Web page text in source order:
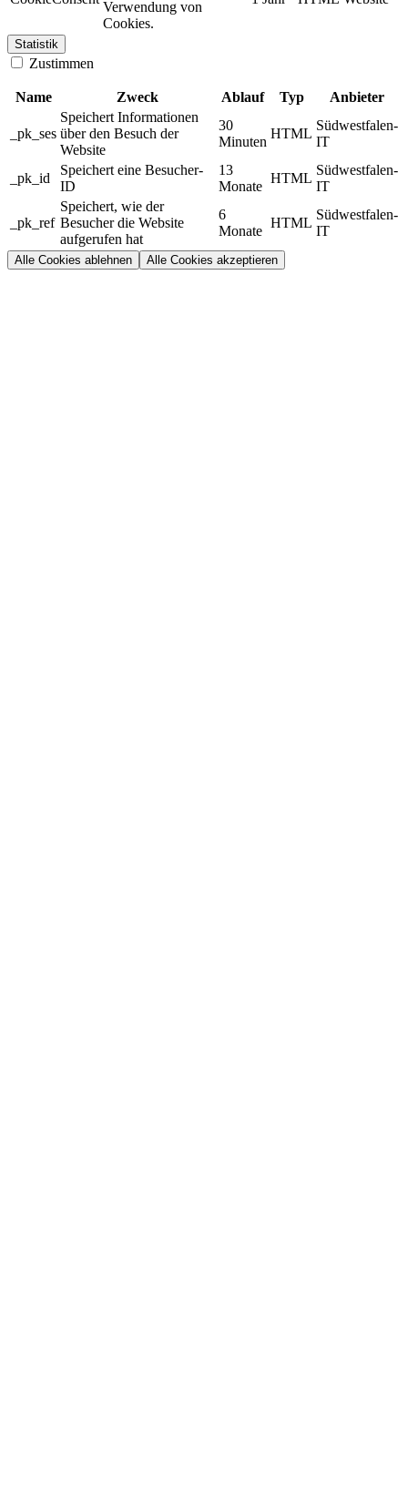
Verwendung von
Cookies.
Statistik
Zustimmen
Name Zweck Ablauf Typ Anbieter
_pk_ses
Speichert Informationen
über den Besuch der
Website
30
Minuten
HTML
Südwestfalen-
IT
_pk_id
Speichert eine Besucher-
ID
13
Monate
HTML
Südwestfalen-
IT
_pk_ref
Speichert, wie der
Besucher die Website
aufgerufen hat
6
Monate
HTML
Südwestfalen-
IT
Alle Cookies ablehnen Alle Cookies akzeptieren